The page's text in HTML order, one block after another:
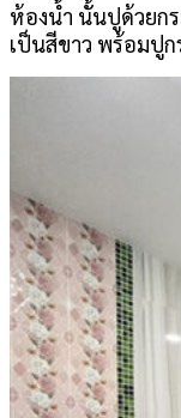
ห้องน้ำ นั้นปูด้วยก
เป็นสีขาว พร้อมปูก